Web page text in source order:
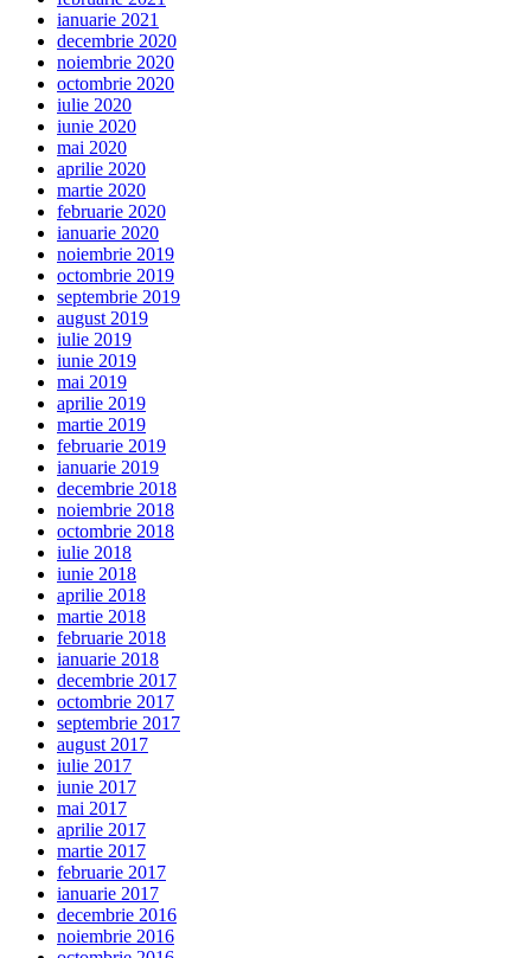
ianuarie 2021
decembrie 2020
noiembrie 2020
octombrie 2020
iulie 2020
iunie 2020
mai 2020
aprilie 2020
martie 2020
februarie 2020
ianuarie 2020
noiembrie 2019
octombrie 2019
septembrie 2019
august 2019
iulie 2019
iunie 2019
mai 2019
aprilie 2019
martie 2019
februarie 2019
ianuarie 2019
decembrie 2018
noiembrie 2018
octombrie 2018
iulie 2018
iunie 2018
aprilie 2018
martie 2018
februarie 2018
ianuarie 2018
decembrie 2017
octombrie 2017
septembrie 2017
august 2017
iulie 2017
iunie 2017
mai 2017
aprilie 2017
martie 2017
februarie 2017
ianuarie 2017
decembrie 2016
noiembrie 2016